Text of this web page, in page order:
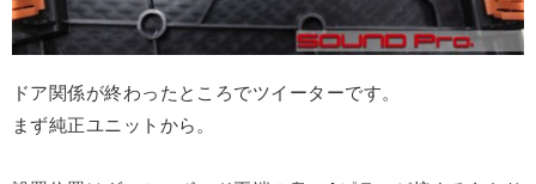
ドア関係が終わったところでツイーターです。
まず純正ユニットから。